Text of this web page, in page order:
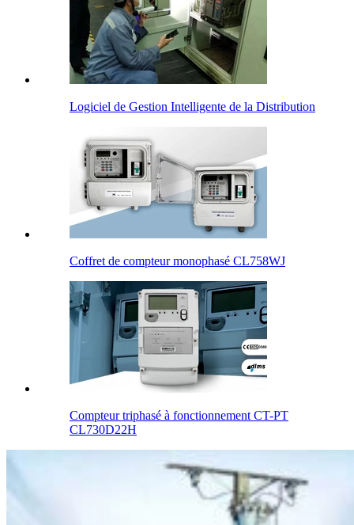
Logiciel de Gestion Intelligente de la Distribution
Coffret de compteur monophasé CL758WJ
Compteur triphasé à fonctionnement CT-PT
CL730D22H